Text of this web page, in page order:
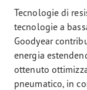
Tecnologie di
tecnologie a
Goodyear
energia
ottenuto
pneumatico, in